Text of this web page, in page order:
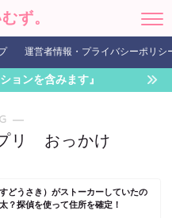
ず。
運営者情報・プライバシーポリシ
ョンを含みます』
―
リ おっかけ
どうさき）がストーカーしていたの
？探偵を使って住所を確定！